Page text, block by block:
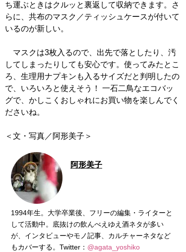
ち運ぶときはクルッと裏返して収納できます。さ
らに、共布のマスク／ティッシュケースが付いて
いるのが新しい。
マスクは3枚入るので、出先で落としたり、汚
してしまったりしても安心です。使ってみたとこ
ろ、生理用ナプキンも入るサイズだと判明したの
で、いろいろと使えそう！ 一石二鳥なエコバッ
グで、かしこくおしゃれにお買い物を楽しんでく
ださいね。
＜文・写真／阿形美子＞
阿形美子
1994年生。大学卒業後、フリーの編集・ライターと
して活動中。底抜けの飲んべえゆえ酒ネタが多い
が、インタビューやモノ記事、カルチャーネタなど
もカバーする。Twitter： @agata_yoshiko